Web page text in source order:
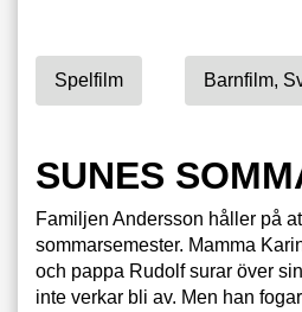
Spelfilm Barnfilm,
SUNES
Familjen Andersson håller på
sommarsemester. Mamma
och pappa Rudolf surar över
inte verkar bli av. Men han